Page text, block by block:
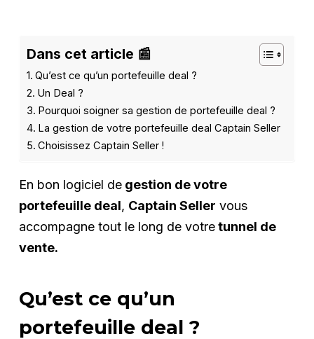
Dans cet article 📰
Qu’est ce qu’un portefeuille deal ?
Un Deal ?
Pourquoi soigner sa gestion de portefeuille deal ?
La gestion de votre portefeuille deal Captain Seller
Choisissez Captain Seller !
En bon logiciel degestion de votre
portefeuille deal, Captain Seller vous
accompagne tout le long de votretunnel de
vente.
Qu’est ce qu’un
portefeuille deal ?